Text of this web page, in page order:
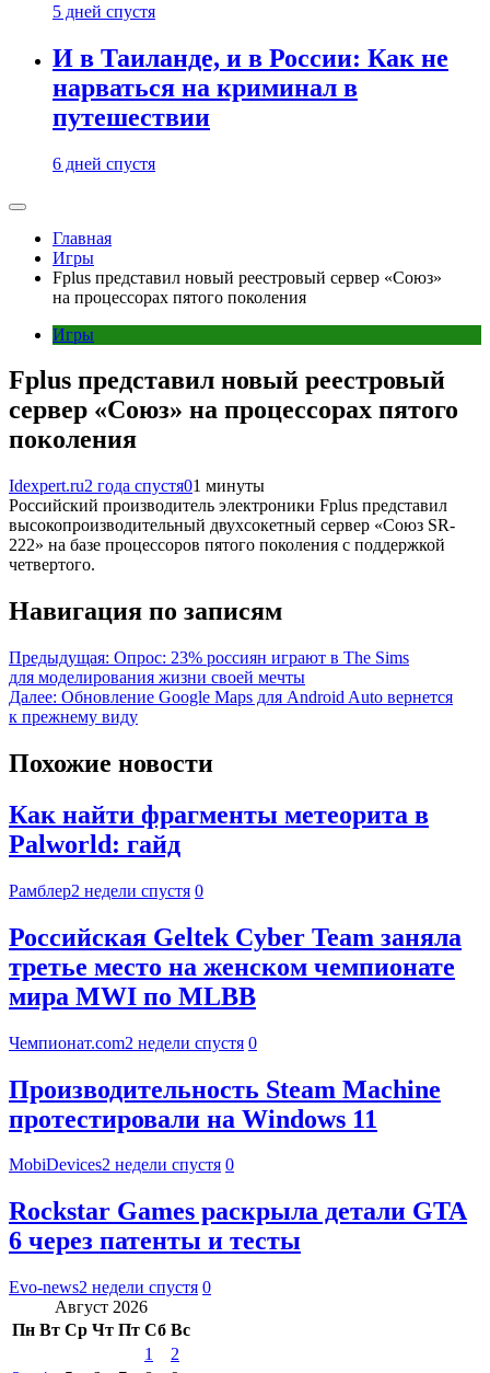
5 дней спустя
И в Таиланде, и в России: Как не
нарваться на криминал в
путешествии
6 дней спустя
Главная
Игры
Fplus представил новый реестровый сервер «Союз»
на процессорах пятого поколения
Игры
Fplus представил новый реестровый
сервер «Союз» на процессорах пятого
поколения
Idexpert.ru2 года спустя01 минуты
Российский производитель электроники Fplus представил
высокопроизводительный двухсокетный сервер «Союз SR-
222» на базе процессоров пятого поколения с поддержкой
четвертого.
Навигация по записям
Предыдущая: Опрос: 23% россиян играют в The Sims
для моделирования жизни своей мечты
Далее: Обновление Google Maps для Android Auto вернется
к прежнему виду
Похожие новости
Как найти фрагменты метеорита в
Palworld: гайд
Рамблер2 недели спустя 0
Российская Geltek Cyber Team заняла
третье место на женском чемпионате
мира MWI по MLBB
Чемпионат.com2 недели спустя 0
Производительность Steam Machine
протестировали на Windows 11
MobiDevices2 недели спустя 0
Rockstar Games раскрыла детали GTA
6 через патенты и тесты
Evo-news2 недели спустя 0
Август 2026
Пн Вт Ср Чт Пт Сб Вс
1
2